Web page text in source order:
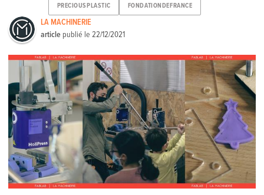
PRECIOUSPLASTIC FONDATIONDEFRANCE
LA MACHINERIE
article publié le22/12/2021